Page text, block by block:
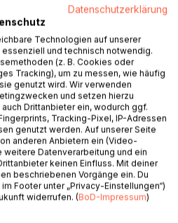
Protagonisten Sascha O.,
Beziehung spontan
ins Ausland zu fahren, um mit
zu kommen. Dort will er nach
letzten großen Liebe seine
niederschreiben. Der Urlaub
Reflektion seiner Erfolge und
Buch als eine Art Aufarbeitung
Datenschutzerklärung
Technologien auf unserer
und technisch notwendig.
(z. B. Cookies oder
Tracking), um zu messen, wie häufig
genutzt wird. Wir verwenden
und setzen hierzu
Drittanbieter ein, wodurch ggf.
Tracking-Pixel, IP-Adressen
genutzt werden. Auf unserer Seite
anderen Anbietern ein (Video-
weitere Datenverarbeitung und ein
keinen Einfluss. Mit deiner
beschriebenen Vorgänge ein. Du
Footer unter „Privacy-Einstellungen“)
widerrufen. (BoD-Impressum)